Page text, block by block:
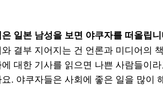
일본 남성을 보면 야쿠자를 떠올립
결부 지어지는 건 언론과 미디어의
대한 기사를 읽으면 나쁜 사람들이
. 야쿠자들은 사회에 좋은 일을 많이